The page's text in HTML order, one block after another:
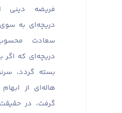
فریضه دینی
دریچه‌ای به
سعادت
دریچه‌ای که
بسته گردد،
هاله‌ای از
گرفت، در